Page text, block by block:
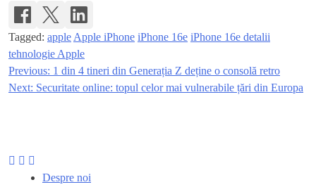
Tagged: apple Apple iPhone iPhone 16e iPhone 16e detalii
tehnologie Apple
Navigare
Previous: 1 din 4 tineri din Generația Z deține o consolă retro
Next: Securitate online: topul celor mai vulnerabile țări din Europa
Despre noi